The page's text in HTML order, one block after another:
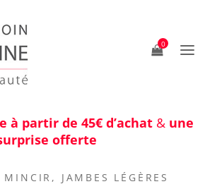
0
à partir de 45€ d’achat & une
offerte
MINCIR, JAMBES LÉGÈRES